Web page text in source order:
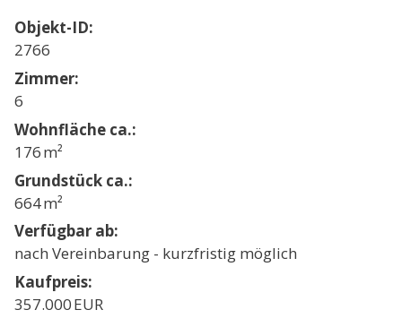
Objekt-ID:
2766
Zimmer:
6
Wohnfläche ca.:
176 m²
Grund­stück ca.:
664 m²
Verfügbar ab:
nach Vereinbarung - kurzfristig möglich
Kaufpreis:
357.000 EUR